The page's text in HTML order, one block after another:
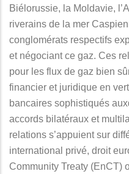
Biélorussie, la Moldavie,
riverains de la mer
conglomérats respectifs
et négociant ce gaz. Ces
pour les flux de gaz bien
financier et juridique en
bancaires sophistiqués
accords bilatéraux et
relations s’appuient sur
international privé, droit
Community Treaty (EnCT)